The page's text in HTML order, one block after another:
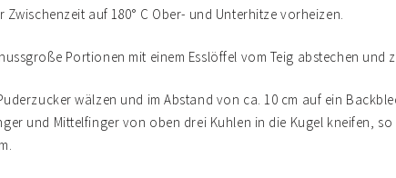
Zwischenzeit auf 180° C Ober- und Unterhitze vorheizen.
Portionen mit einem Esslöffel vom Teig abstechen und
wälzen und im Abstand von ca. 10 cm auf ein
und Mittelfinger von oben drei Kuhlen in die Kugel kneifen,